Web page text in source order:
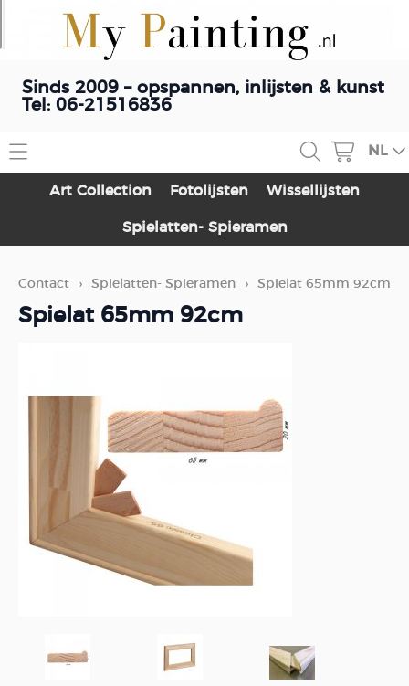
Sinds 2009 – opspannen, inlijsten & kunst
Tel: 06-21516836
Home
Contact
Webshop
Art Collection
Fotolijsten
Spielatten- Spieramen
Schilderij opspannen
NL
Art Collection Fotolijsten Wissellijsten
Spielatten- Spieramen
Contact › Spielatten- Spieramen › Spielat 65mm 92cm
Spielat 65mm 92cm